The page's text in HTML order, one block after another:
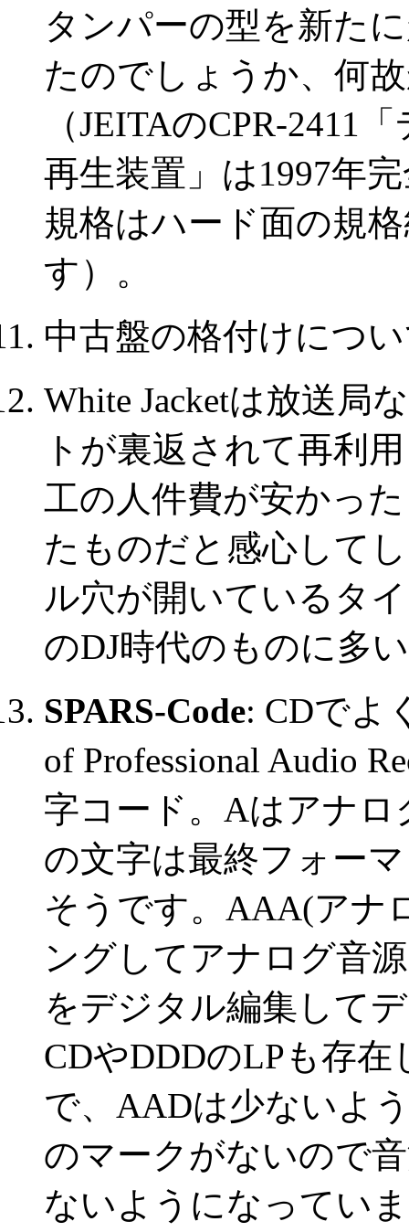
タンパーの型を新た
たのでしょうか、何
（JEITAのCPR-2411
再生装置」は1997年
規格はハード面の規
す）。
中古盤の格付けにつ
White Jacketは放送局
トが裏返されて再利
工の人件費が安かっ
たものだと感心して
ル穴が開いているタ
のDJ時代のものに多
SPARS-Code: CDでよ
of Professional Audio
字コード。Aはアナ
の文字は最終フォー
そうです。AAA(アナ
ングしてアナログ音
をデジタル編集して
CDやDDDのLPも存
で、AADは少ないよ
のマークがないので
ないようになってい